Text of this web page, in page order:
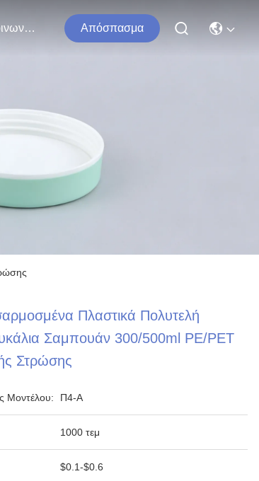
Επικοινωνήστε Μαζί Μας Απόσπασμα
Πλαστικά Πολυτελή
Σαμπουάν 300/500ml PE/PET
Στρώσης
Μοντέλου: Π4-Α
1000 τεμ
$0.1-$0.6